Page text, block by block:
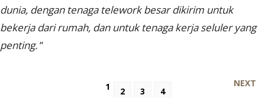
dunia, dengan tenaga telework besar dikirim untuk
bekerja dari rumah, dan untuk tenaga kerja seluler yang
penting.”
1 2 3 4
NEXT